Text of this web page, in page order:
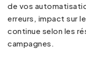
de vos
erreurs, impact sur
continue selon les
campagnes.